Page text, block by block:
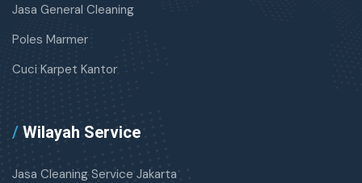
Jasa General Cleaning
Poles Marmer
Cuci Karpet Kantor
/ Wilayah Service
Jasa Cleaning Service Jakarta